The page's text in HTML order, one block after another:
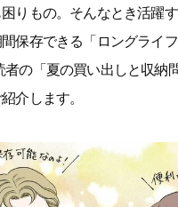
りもの。そんなとき活躍
保存できる「ロングライフ
者の「夏の買い出しと収納
介します。